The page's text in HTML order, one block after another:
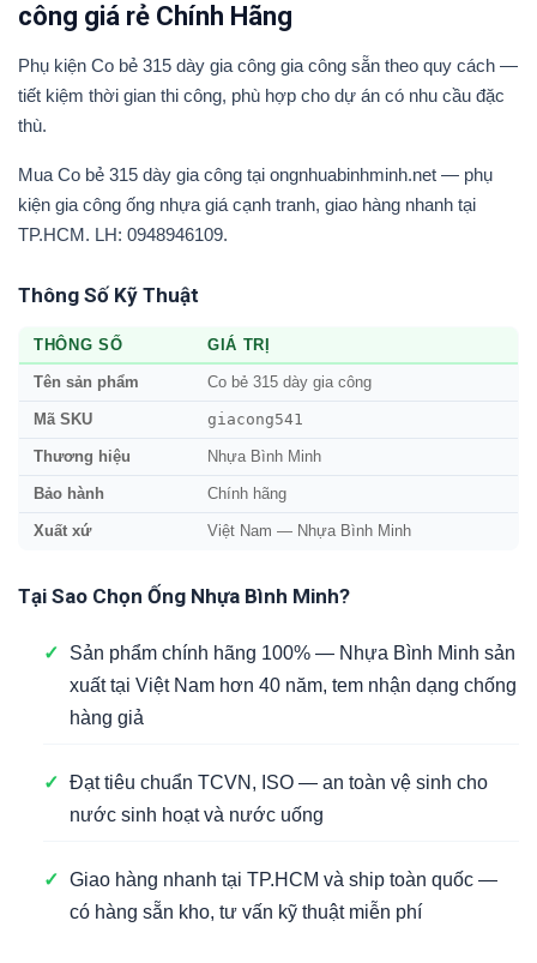
công giá rẻ Chính Hãng
Phụ kiện Co bẻ 315 dày gia công gia công sẵn theo quy cách —
tiết kiệm thời gian thi công, phù hợp cho dự án có nhu cầu đặc
thù.
Mua Co bẻ 315 dày gia công tại ongnhuabinhminh.net — phụ
kiện gia công ống nhựa giá cạnh tranh, giao hàng nhanh tại
TP.HCM. LH: 0948946109.
Thông Số Kỹ Thuật
THÔNG SỐ GIÁ TRỊ
Tên sản phẩm Co bẻ 315 dày gia công
Mã SKU giacong541
Thương hiệu Nhựa Bình Minh
Bảo hành Chính hãng
Xuất xứ Việt Nam — Nhựa Bình Minh
Tại Sao Chọn Ống Nhựa Bình Minh?
✓
Sản phẩm chính hãng 100% — Nhựa Bình Minh sản
xuất tại Việt Nam hơn 40 năm, tem nhận dạng chống
hàng giả
✓ Đạt tiêu chuẩn TCVN, ISO — an toàn vệ sinh cho
nước sinh hoạt và nước uống
✓ Giao hàng nhanh tại TP.HCM và ship toàn quốc —
có hàng sẵn kho, tư vấn kỹ thuật miễn phí